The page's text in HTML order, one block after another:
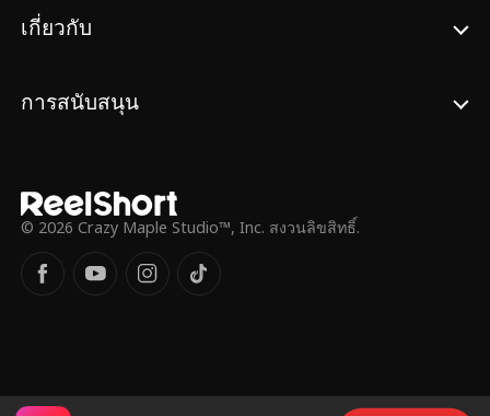
เกี่ยวกับ
การสนับสนุน
© 2026 Crazy Maple Studio™, Inc. สงวนลิขสิทธิ์.